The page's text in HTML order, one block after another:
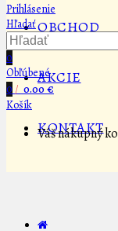
OBCHOD
AKCIE
KONTAKT
Prihlásenie
Hľadať
0
Obľúbené
0 / 0.00 €
Košík
Váš nákupný